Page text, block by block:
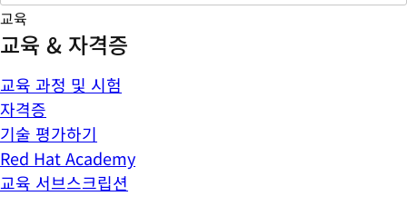
교육
교육 & 자격증
교육 과정 및 시험
자격증
기술 평가하기
Red Hat Academy
교육 서브스크립션